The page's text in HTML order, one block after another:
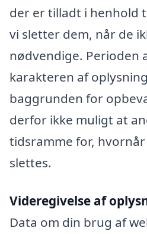
der er tilladt i henhold
vi sletter dem, når de
nødvendige. Perioden
karakteren af
baggrunden for
derfor ikke muligt at
tidsramme for,
slettes.
Videregivelse af
Data om din brug af